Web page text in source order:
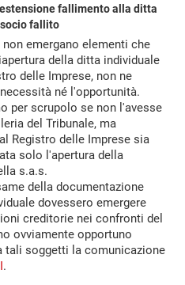
estensione fallimento alla ditta
fallito
non emergano elementi che
della ditta individuale
delle Imprese, non ne
né l'opportunità.
per scrupolo se non l'avesse
del Tribunale, ma
Registro delle Imprese sia
solo l'apertura della
s.a.s.
della documentazione
dovessero emergere
creditorie nei confronti del
ovviamente opportuno
tali soggetti la comunicazione
.